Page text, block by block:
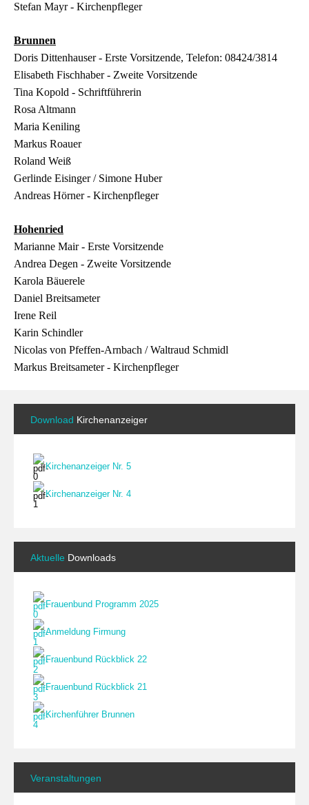
Stefan Mayr - Kirchenpfleger
Brunnen
Doris Dittenhauser - Erste Vorsitzende, Telefon: 08424/3814
Elisabeth Fischhaber - Zweite Vorsitzende
Tina Kopold - Schriftführerin
Rosa Altmann
Maria Keniling
Markus Roauer
Roland Weiß
Gerlinde Eisinger / Simone Huber
Andreas Hörner - Kirchenpfleger
Hohenried
Marianne Mair - Erste Vorsitzende
Andrea Degen - Zweite Vorsitzende
Karola Bäuerele
Daniel Breitsameter
Irene Reil
Karin Schindler
Nicolas von Pfeffen-Arnbach / Waltraud Schmidl
Markus Breitsameter - Kirchenpfleger
Download Kirchenanzeiger
Kirchenanzeiger Nr. 5
Kirchenanzeiger Nr. 4
Aktuelle Downloads
Frauenbund Programm 2025
Anmeldung Firmung
Frauenbund Rückblick 22
Frauenbund Rückblick 21
Kirchenführer Brunnen
Veranstaltungen